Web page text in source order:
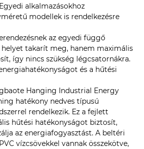
alkalmazásokhoz
modellek is rendelkezésre
az egyedi függő
helyet takarít meg, hanem maximális
így nincs szükség légcsatornákra.
és a hűtési
Hanging Industrial Energy
hatékony nedves típusú
rendelkezik. Ez a fejlett
hűtési hatékonyságot biztosít,
az energiafogyasztást. A beltéri
vízcsövekkel vannak összekötve,